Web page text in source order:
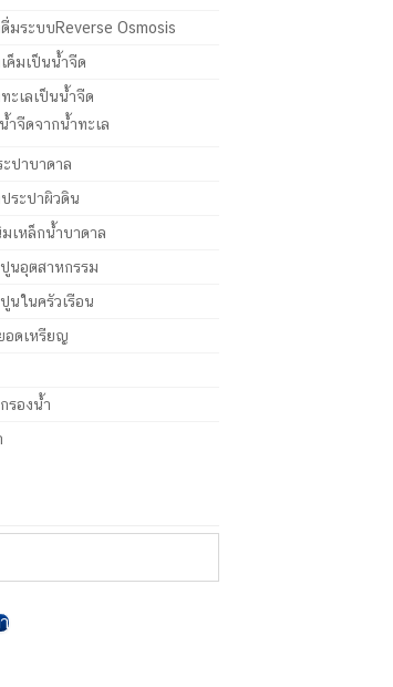
ดื่มระบบReverse Osmosis
ค็มเป็นน้ำจืด
ะเลเป็นน้ำจืด
ำจืดจากน้ำทะเล
ะปาบาดาล
ระปาผิวดิน
เหล็กน้ำบาดาล
นอุตสาหกรรม
นในครัวเรือน
อดเหรียญ
รองน้ำ